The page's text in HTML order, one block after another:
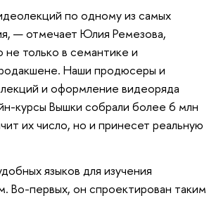
по одному из самых
— отмечает Юлия Ремезова,
только в семантике и
Наши продюсеры и
и оформление видеоряда
курсы Вышки собрали более 6 млн
их число, но и принесет реальную
языков для изучения
Во-первых, он спроектирован таким